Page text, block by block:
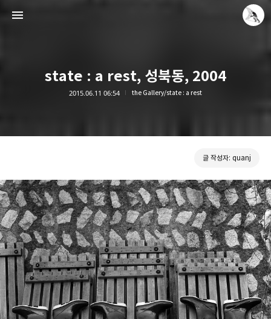
state : a rest, 성북동, 2004
2015.06.11 06:54 the Gallery/state : a rest
글 작성자: quanj
Leica Sisyphus